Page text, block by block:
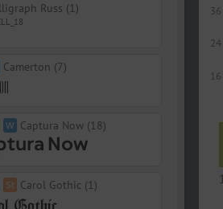
Russ (1)
Camerton (7)
Captura Now (18)
Carol Gothic (1)